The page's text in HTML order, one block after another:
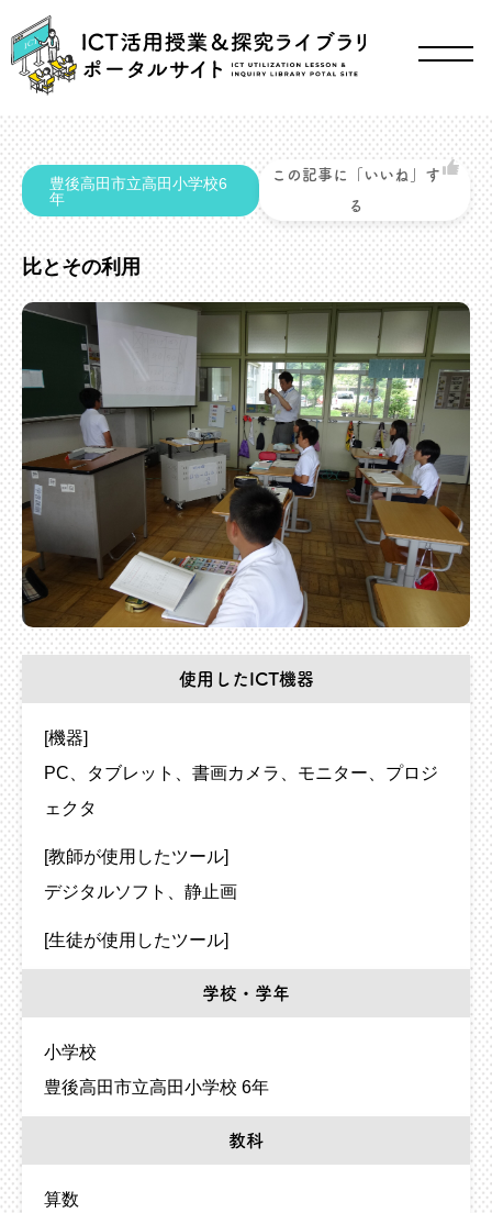
豊後高田市立高田小学校6
年
この記事に「いいね」す
る
比とその利用
使用したICT機器
[機器]
PC
タブレット 書画カメラ モニター
プロジ
ェクタ
[教師が使用したツール]
デジタルソフト
静止画
[生徒が使用したツール]
学校・学年
小学校
豊後高田市立高田小学校 6年
教科
算数